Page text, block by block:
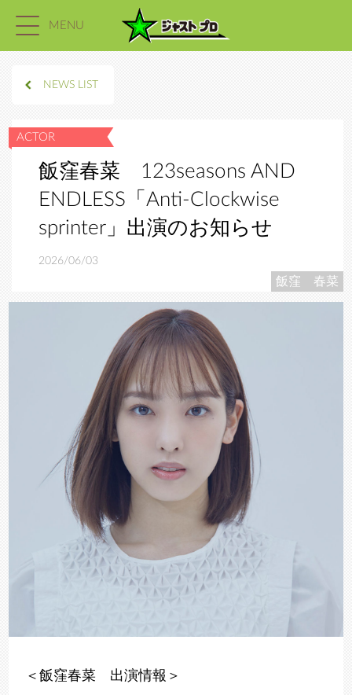
MENU
NEWS LIST
飯窪春菜 123seasons AND
ENDLESS「Anti-Clockwise
sprinter」出演のお知らせ
2026/06/03
飯窪 春菜
＜飯窪春菜 出演情報＞